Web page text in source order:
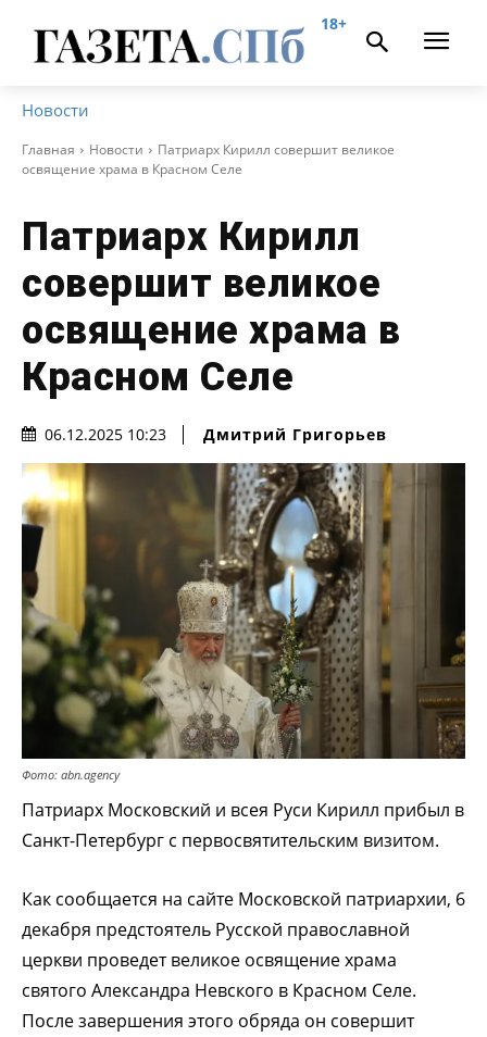
18+
Новости
Главная Новости
Патриарх Кирилл совершит великое
освящение храма в Красном Селе
Патриарх Кирилл
совершит великое
освящение храма в
Красном Селе
06.12.2025 10:23 Дмитрий Григорьев
Фото: abn.agency
Патриарх Московский и всея Руси Кирилл прибыл в
Санкт-Петербург с первосвятительским визитом.
Как сообщается на сайте Московской патриархии, 6
декабря предстоятель Русской православной
церкви проведет великое освящение храма
святого Александра Невского в Красном Селе.
После завершения этого обряда он совершит